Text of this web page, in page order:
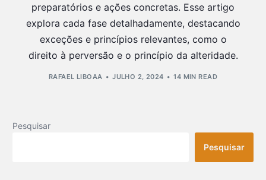
preparatórios e ações concretas. Esse artigo
explora cada fase detalhadamente, destacando
exceções e princípios relevantes, como o
direito à perversão e o princípio da alteridade.
RAFAEL LIBOAA JULHO 2, 2024 14 MIN READ
Pesquisar
Pesquisar